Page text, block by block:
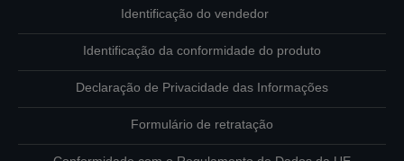
Identificação do vendedor
Identificação da conformidade do produto
Declaração de Privacidade das Informações
Formulário de retratação